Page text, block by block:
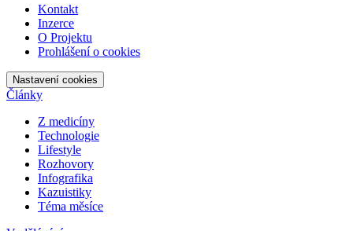
Kontakt
Inzerce
O Projektu
Prohlášení o cookies
Nastavení cookies
Články
Z medicíny
Technologie
Lifestyle
Rozhovory
Infografika
Kazuistiky
Téma měsíce